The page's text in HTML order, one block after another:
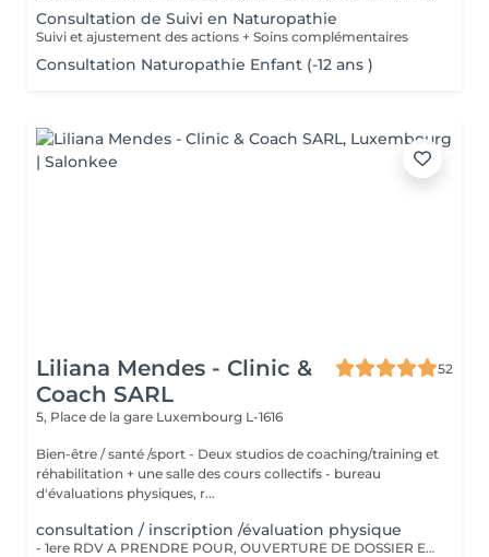
Consultation de Suivi en Naturopathie
Suivi et ajustement des actions + Soins complémentaires
Consultation Naturopathie Enfant (-12 ans )
Liliana Mendes - Clinic &
Coach SARL
52
5, Place de la gare Luxembourg L-1616
Bien-être / santé /sport - Deux studios de coaching/training et
réhabilitation + une salle des cours collectifs - bureau
d'évaluations physiques, r...
consultation / inscription /évaluation physique
- 1ere RDV A PRENDRE POUR, OUVERTURE DE DOSSIER ET EXPLICATIONS/CONSEILS - INSCRIPTION CHEZ LILIANA MENDES CLINIC & COACH - EVALUATION PHYSIQUE ET ANAMENSE - ON PAYE UNE SEULE FOIS!!